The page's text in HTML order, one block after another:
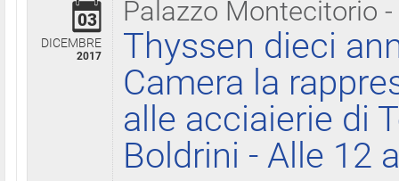
Palazzo Montecitorio
03
DICEMBRE
2017
Thyssen dieci
Camera la
alle acciaierie di
Boldrini - Alle 12